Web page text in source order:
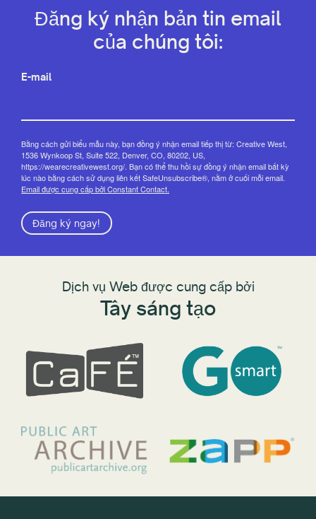
Đăng ký nhận bản tin email
của chúng tôi:
E-mail
Bằng cách gửi biểu mẫu này, bạn đồng ý nhận email tiếp thị từ: Creative West,
1536 Wynkoop St, Suite 522, Denver, CO, 80202, US,
https://wearecreativewest.org/. Bạn có thể thu hồi sự đồng ý nhận email bất kỳ
lúc nào bằng cách sử dụng liên kết SafeUnsubscribe®, nằm ở cuối mỗi email.
Email được cung cấp bởi Constant Contact.
Đăng ký ngay!
Dịch vụ Web được cung cấp bởi
Tây sáng tạo